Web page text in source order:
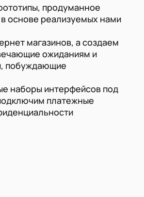
продуманное
основе реализуемых нами
магазинов, а создаем
ожиданиям и
побуждающие
наборы интерфейсов под
платежные